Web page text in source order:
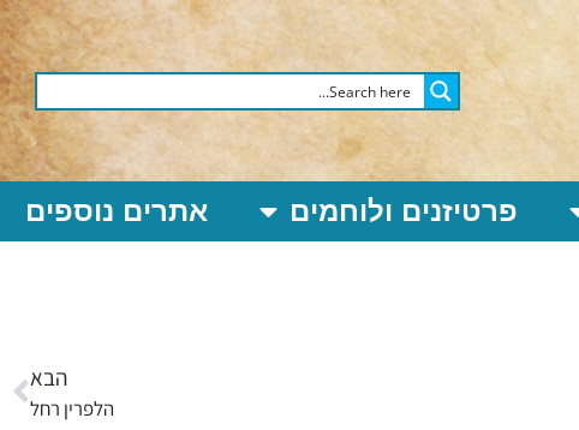
פרטיזנים ולוחמים אתרים נוספים
הבא
הלפרין רחל